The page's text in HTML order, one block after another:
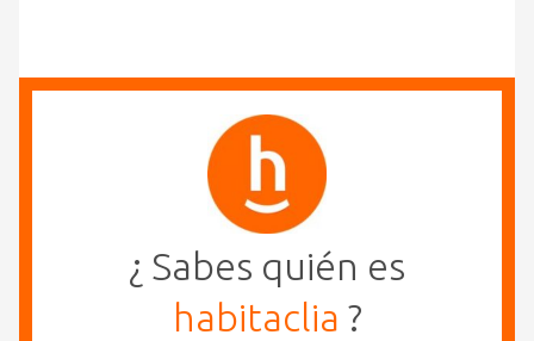
¿ Sabes quién es
habitaclia ?